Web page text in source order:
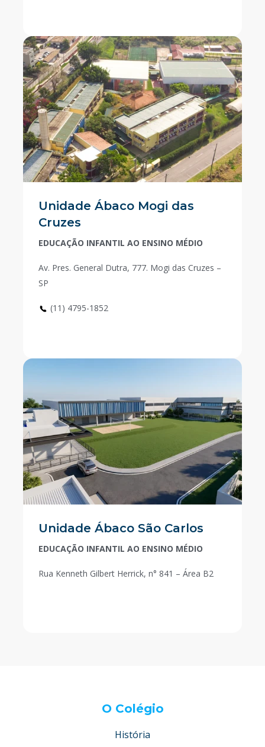
Unidade Ábaco Mogi das
Cruzes
EDUCAÇÃO INFANTIL AO ENSINO MÉDIO
Av. Pres. General Dutra, 777. Mogi das Cruzes –
SP
(11) 4795-1852
Unidade Ábaco São Carlos
EDUCAÇÃO INFANTIL AO ENSINO MÉDIO
Rua Kenneth Gilbert Herrick, n° 841 – Área B2
O Colégio
História